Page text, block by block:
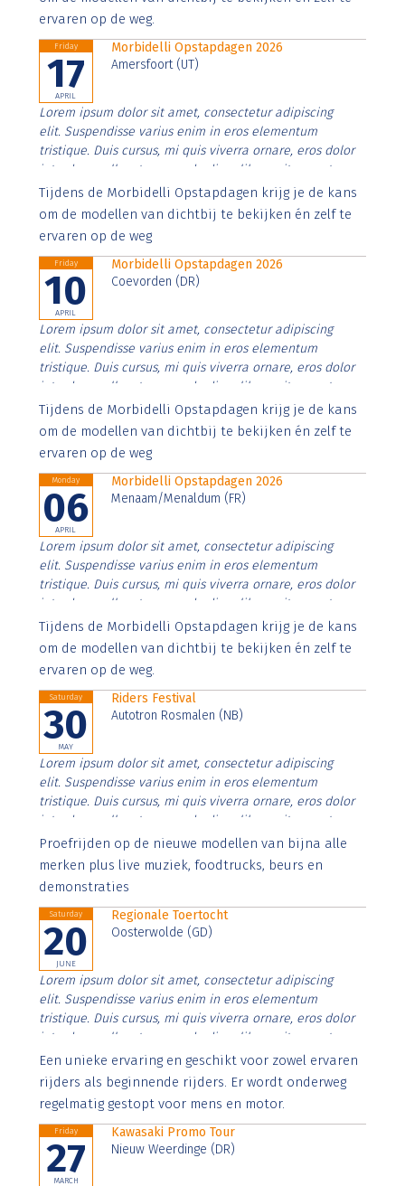
ervaren op de weg.
Friday
17
APRIL
Morbidelli Opstapdagen 2026
Amersfoort (UT)
Lorem ipsum dolor sit amet, consectetur adipiscing
elit. Suspendisse varius enim in eros elementum
tristique. Duis cursus, mi quis viverra ornare, eros dolor
interdum nulla, ut commodo diam libero vitae erat.
Aenean faucibus nibh et justo cursus id rutrum lorem
imperdiet. Nunc ut sem vitae risus tristique posuere.
Tijdens de Morbidelli Opstapdagen krijg je de kans
om de modellen van dichtbij te bekijken én zelf te
ervaren op de weg
Friday
10
APRIL
Morbidelli Opstapdagen 2026
Coevorden (DR)
Lorem ipsum dolor sit amet, consectetur adipiscing
elit. Suspendisse varius enim in eros elementum
tristique. Duis cursus, mi quis viverra ornare, eros dolor
interdum nulla, ut commodo diam libero vitae erat.
Aenean faucibus nibh et justo cursus id rutrum lorem
imperdiet. Nunc ut sem vitae risus tristique posuere.
Tijdens de Morbidelli Opstapdagen krijg je de kans
om de modellen van dichtbij te bekijken én zelf te
ervaren op de weg
Monday
06
APRIL
Morbidelli Opstapdagen 2026
Menaam/Menaldum (FR)
Lorem ipsum dolor sit amet, consectetur adipiscing
elit. Suspendisse varius enim in eros elementum
tristique. Duis cursus, mi quis viverra ornare, eros dolor
interdum nulla, ut commodo diam libero vitae erat.
Aenean faucibus nibh et justo cursus id rutrum lorem
imperdiet. Nunc ut sem vitae risus tristique posuere.
Tijdens de Morbidelli Opstapdagen krijg je de kans
om de modellen van dichtbij te bekijken én zelf te
ervaren op de weg.
Saturday
30
MAY
Riders Festival
Autotron Rosmalen (NB)
Lorem ipsum dolor sit amet, consectetur adipiscing
elit. Suspendisse varius enim in eros elementum
tristique. Duis cursus, mi quis viverra ornare, eros dolor
interdum nulla, ut commodo diam libero vitae erat.
Aenean faucibus nibh et justo cursus id rutrum lorem
imperdiet. Nunc ut sem vitae risus tristique posuere.
Proefrijden op de nieuwe modellen van bijna alle
merken plus live muziek, foodtrucks, beurs en
demonstraties
Saturday
20
JUNE
Regionale Toertocht
Oosterwolde (GD)
Lorem ipsum dolor sit amet, consectetur adipiscing
elit. Suspendisse varius enim in eros elementum
tristique. Duis cursus, mi quis viverra ornare, eros dolor
interdum nulla, ut commodo diam libero vitae erat.
Aenean faucibus nibh et justo cursus id rutrum lorem
imperdiet. Nunc ut sem vitae risus tristique posuere.
Een unieke ervaring en geschikt voor zowel ervaren
rijders als beginnende rijders. Er wordt onderweg
regelmatig gestopt voor mens en motor.
Friday
27
MARCH
Kawasaki Promo Tour
Nieuw Weerdinge (DR)